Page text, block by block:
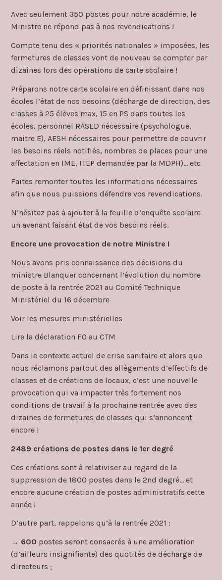
Avec seulement 350 postes pour notre académie, le
Ministre ne répond pas à nos revendications !
Compte tenu des « priorités nationales » imposées, les
fermetures de classes vont de nouveau se compter par
dizaines lors des opérations de carte scolaire !
Préparons notre carte scolaire en définissant dans nos
écoles l’état de nos besoins (décharge de direction, des
classes à 25 élèves max, 15 en PS dans toutes les
écoles, personnel RASED nécessaire (psychologue,
maitre E), AESH nécessaires pour permettre de couvrir
les besoins réels notifiés, nombres de places pour une
affectation en IME, ITEP demandée par la MDPH)… etc
Faites remonter toutes les informations nécessaires
afin que nous puissions défendre vos revendications.
N’hésitez pas à ajouter à la feuille d’enquête scolaire
un avenant faisant état de vos besoins réels.
Encore une provocation de notre Ministre !
Nous avons pris connaissance des décisions du
ministre Blanquer concernant l’évolution du nombre
de poste à la rentrée 2021 au Comité Technique
Ministériel du 16 décembre
Voir les mesures ministérielles
Lire la déclaration FO au CTM
Dans le contexte actuel de crise sanitaire et alors que
nous réclamons partout des allègements d’effectifs de
classes et de créations de locaux, c’est une nouvelle
provocation qui va impacter très fortement nos
conditions de travail à la prochaine rentrée avec des
dizaines de fermetures de classes qui s’annoncent
encore !
2489 créations de postes dans le 1er degré
Ces créations sont à relativiser au regard de la
suppression de 1800 postes dans le 2nd degré… et
encore aucune création de postes administratifs cette
année !
D’autre part, rappelons qu’à la rentrée 2021 :
→ 600 postes seront consacrés à une amélioration
(d’ailleurs insignifiante) des quotités de décharge de
directeurs ;